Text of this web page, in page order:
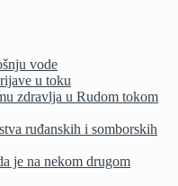
vode
u toku
zdravlja u Rudom tokom
ruđanskih i somborskih
je na nekom drugom